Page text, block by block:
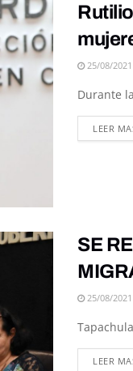
25/08/2021
Durante
LEER
SE
25/08/2021
LEER